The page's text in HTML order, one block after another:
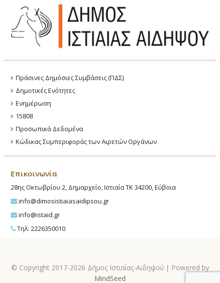
Πράσινες Δημόσιες Συμβάσεις (ΠΔΣ)
Δημοτικές Ενότητες
Ενημέρωση
15808
Προσωπικά Δεδομένα
Κώδικας Συμπεριφοράς των Αιρετών Οργάνων
Επικοινωνία
28ης Οκτωβρίου 2, Δημαρχείο, Ιστιαία ΤΚ 34200, Εύβοια
info@dimosistiaiasaidipsou.gr
info@istaid.gr
Τηλ: 2226350010
© Copyright 2017-2026 Δήμος Ιστιαίας-Αιδηψού | Powered by
MindSeed